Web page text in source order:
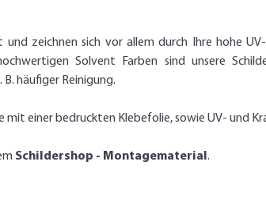
zeichnen sich vor allem durch Ihre hohe
Solvent Farben sind unsere
häufiger Reinigung.
mit einer bedruckten Klebefolie, sowie UV- und
Schildershop - Montagematerial .